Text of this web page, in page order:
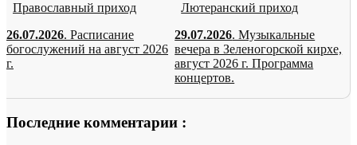
Православный приход
26.07.2026. Расписание
богослужений на август 2026
г.
Лютеранский приход
29.07.2026. Музыкальные
вечера в Зеленогорской кирхе,
август 2026 г. Программа
концертов.
Последние комментарии :